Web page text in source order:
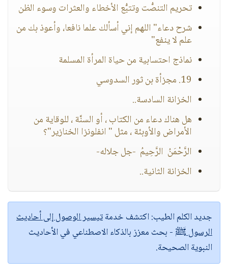
تحريم التنصُّت وتتبُّع الأخطاء والعثرات وسوء الظن
شرح دعاء" اللهم إني أسألك علما نافعا، وأعوذ بك من
علم لا ينفع"
نماذج احتسابية من حياة المرأة المسلمة
19. مجزأة بن ثور السدوسي
الخزانة السادسة..
هل هناك دعاء من الكتاب ، أو السنَّة ، للوقاية من
الأمراض والأوبئة ، مثل " انفلونزا الخنازير"؟
الرَّحْمَنُ الرَّحِيمُ -جل جلاله-
الخزانة الثانية..
جديد الكلم الطيب:اكتشف خدمةتيسير الوصول إلى أحاديث
الرسول ﷺ - بحث معزز بالذكاء الاصطناعي في الأحاديث
النبوية الصحيحة.